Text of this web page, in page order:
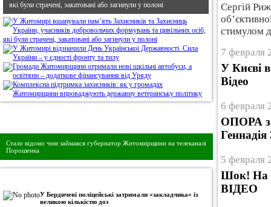
які були страчені, закатовані або загинули у полоні
Стало відомо чим займався губернатор Житомирщини на телеканалі
Порошенка
У Бердичеві поліцейські затримали «закладчика» із
великою кількістю доз
Сергій
стимулом
7 февраля
У Києві
Відео
6 февраля
ОПОРА
5 февраля
Шок! На
ВІДЕО